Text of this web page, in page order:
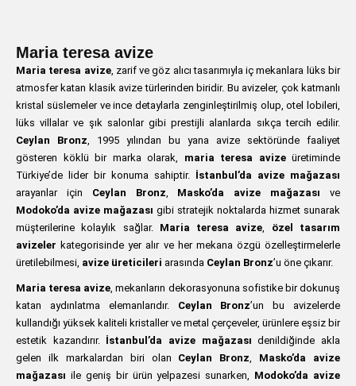
Maria teresa avize
Maria teresa avize, zarif ve göz alıcı tasarımıyla iç mekanlara lüks bir
atmosfer katan klasik avize türlerinden biridir. Bu avizeler, çok katmanlı
kristal süslemeler ve ince detaylarla zenginleştirilmiş olup, otel lobileri,
lüks villalar ve şık salonlar gibi prestijli alanlarda sıkça tercih edilir.
Ceylan Bronz, 1995 yılından bu yana avize sektöründe faaliyet
gösteren köklü bir marka olarak, maria teresa avizeüretiminde
Türkiye’de lider bir konuma sahiptir. İstanbul’da avize mağazası
arayanlar için Ceylan Bronz, Masko’da avize mağazası ve
Modoko’da avize mağazası gibi stratejik noktalarda hizmet sunarak
müşterilerine kolaylık sağlar. Maria teresa avize, özel tasarım
avizeler kategorisinde yer alır ve her mekana özgü özelleştirmelerle
üretilebilmesi, avize üreticileri arasında Ceylan Bronz’u öne çıkarır.
Maria teresa avize, mekanların dekorasyonuna sofistike bir dokunuş
katan aydınlatma elemanlarıdır. Ceylan Bronz’un bu avizelerde
kullandığı yüksek kaliteli kristaller ve metal çerçeveler, ürünlere eşsiz bir
estetik kazandırır. İstanbul’da avize mağazası denildiğinde akla
gelen ilk markalardan biri olan Ceylan Bronz, Masko’da avize
mağazası ile geniş bir ürün yelpazesi sunarken, Modoko’da avize